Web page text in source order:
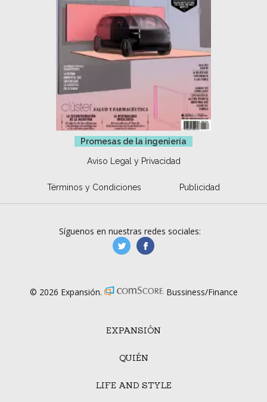
Promesas de la ingeniería
Aviso Legal y Privacidad
Términos y Condiciones Publicidad
EXPANSIÓN
QUIÉN
LIFE AND STYLE
Síguenos en nuestras redes sociales:
manufacturaGE
© 2026 Expansión. Bussiness/Finance